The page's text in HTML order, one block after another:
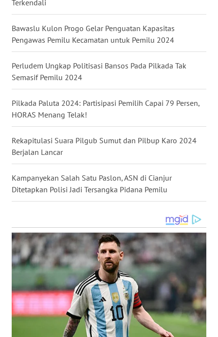
Terkendali
Bawaslu Kulon Progo Gelar Penguatan Kapasitas
Pengawas Pemilu Kecamatan untuk Pemilu 2024
Perludem Ungkap Politisasi Bansos Pada Pilkada Tak
Semasif Pemilu 2024
Pilkada Paluta 2024: Partisipasi Pemilih Capai 79 Persen,
HORAS Menang Telak!
Rekapitulasi Suara Pilgub Sumut dan Pilbup Karo 2024
Berjalan Lancar
Kampanyekan Salah Satu Paslon, ASN di Cianjur
Ditetapkan Polisi Jadi Tersangka Pidana Pemilu
KALTARA
KALSEL
KALTIM
WN
SULSEL
WN
GORONTALO
WN
WN
MALUKU
MALUT
WN
DAIRI